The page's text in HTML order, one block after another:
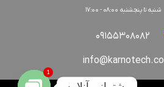
شنبه تا پنجشنبه ۰۸:۰۰ - ۱۷:۰۰
۰۹۱۵۵۳۰۸۰۸۲
info@karnotech.co
1